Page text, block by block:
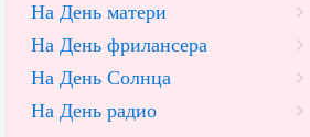
На День матери
На День фрилансера
На День Солнца
На День радио